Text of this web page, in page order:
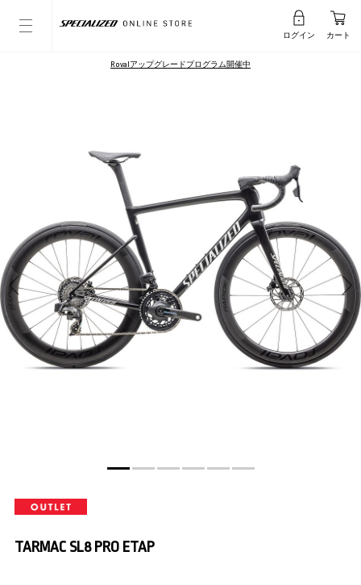
ログイン カート
Rovalアップグレードプログラム開催中
TARMAC SL8 PRO ETAP